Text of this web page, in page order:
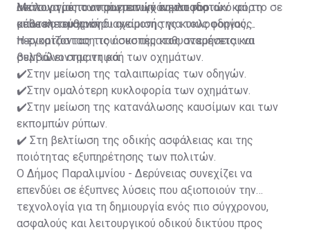
λειτουργίας των φωτεινών σηματοδοτών και τη
μείωση του χρόνου αναμονής για τους οδηγούς.
ανάλογα με τον πραγματικό κυκλοφοριακό φόρτο σε
κάθε κατεύθυνση.
Με τον τρόπο αυτό επιτυγχάνεται πιο
αποτελεσματική διαχείριση της κυκλοφορίας,
περιορίζοντας τις άσκοπες καθυστερήσεις και
βελτιώνοντας τη ροή των οχημάτων.
Η εγκατάσταση του συστήματος αναμένεται να
συμβάλει σημαντικά:
✔️Στην μείωση της ταλαιπωρίας των οδηγών.
✔️Στην ομαλότερη κυκλοφορία των οχημάτων.
✔️Στην μείωση της κατανάλωσης καυσίμων και των
εκπομπών ρύπων.
✔️ Στη βελτίωση της οδικής ασφάλειας και της
ποιότητας εξυπηρέτησης των πολιτών.
Ο Δήμος Παραλιμνίου - Δερύνειας συνεχίζει να
επενδύει σε έξυπνες λύσεις που αξιοποιούν την
τεχνολογία για τη δημιουργία ενός πιο σύγχρονου,
ασφαλούς και λειτουργικού οδικού δικτύου προς